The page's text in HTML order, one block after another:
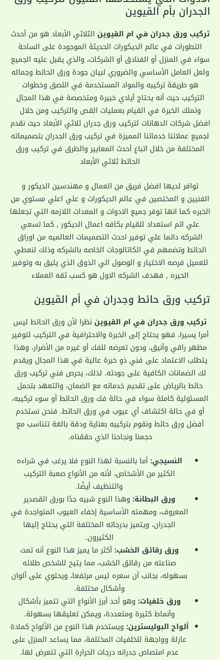
الجدران بأم القيوين
تركيب ورق جدران في ام القيوين الثلاثي الأبعاد هو من أحدث
التطورات في عالم الديكورات الحديثة الموجودة على الساحة
سواء في المنزل أو الفنادق أو الشركات، والذي يقبل عليه الجميع
ولعل العامل الأساسي والضروري لبيان جودة ورق الحائط وجماله
هو طريقة تركيبه والمواد المستخدمة في اللصق وخطوات
التركيب حيث أنه يحتاج أيادي خبيرة ومتخصصة في هذا المجال
وتملك الخبرة في القيام بعمليات القص والتركيب ومن خلال
افضل شركات الدهانات لتركيب ورق جدران ثلاثي الأبعاد حيث نقدم
لجميع عملائنا خدماتنا المميزة في تركيب ورق الجدران بتصميماته
المختلفة من خلال اتباع أحدث المعايير والطرق في تركيب ورق
الحائط ثلاثي الأبعاد
توافر لديها افضل فريق من العمال و مهندسين الديكور و
الفنيين و المختصين في عالم الديكورات و علي اعلي مستوي من
الخبره كما انها توفر جميع الادوات و المعدات اللازمه التي تجعلها
علي اتم استعداد للقيام بكافه اعمال الديكور , كما تسعي
الشركه دائما علي توفير احدث التصميمات العالميه من اوراق
الحائط وتضمهم في الكاتالوجات الخاصه بالشركه وذلك لنعطي
للعميل فرصه الاختيار و الوصول الي الذوق الذي يليق به وتوفير
الحيره , فهدف الشركه الاول هو كسب ثقه العملاء
تركيب ورق حائط وجدران في أم القيوين
تركيب ورق جدران في ام القيوين نظرا لأن ورق الحائط ليس
أمرا يسيرا، فهو يحتاج إلى الخبرة والاحترافية في التركيب لتوفير
مظهر راقي وأنيق، ودون تعرضه للفك أو غيره من الأضرار، وهذا
يتطلب الاعتماد على فني ذو خبرة عالية في هذا المجال ويقدم
لك الضمانات الكافية على جودته. لذلك، يحرص فني تركيب ورق
حائط بالرياض على تقديم خدماته مع الضمان، والتعهد بتحمل
المسئولية كاملة سواء في حالة فك ورق الحائط أو سوء تركيبه،
أو في حالة اكتشاف أي عيوب في ورق الحائط. فنحن نستخدم
أفضل ورق حائط ونقوم بتركيبه بعناية ودقة بالغة تتناسب مع
حجمنا ونجاحنا الذي حققناه.
النسيجي: أما بالنسبة لهذا النوع فلا يرغب في شراءه
الكثير من الأشخاص، لأنه من الأنواع صعبة التركيب
والتنظيف أيضًا.
ورق البطانة: وهذا النوع شبيه جدًا بورق القصدير
المعروف، ومهمته الأساسية إخفاء العيوب المتواجدة في
الجدران، ويتميز بدرجاته المختلفة التي يحتاج إليها
الكثيرون.
ورق رقائق الخشب: أكثر ما يميز هذا النوع أنه تمت
صناعته من رقائق الخشب، مما يتيح للشخص طلائه
بسهوله، بجانب أن سعره ليس مرتفعا، ويحتوي على ألوان
وأشكال مختلفة.
ورق خلفيات: وهو أحد أبرز الأنواع التي تتميز بأشكال
وأنماط كثيرة ومتعددة، ويمكن تعليقها بسهولة.
ألواح البوليسترين: ويستخدم هذا النوع من الألواح كمادة
عازلة وواجهة للخلفيات المختلفة، مما يساعد المنزل على
عدم امتصاص جدرانه درجات الحرارة التي تتعرض لها.